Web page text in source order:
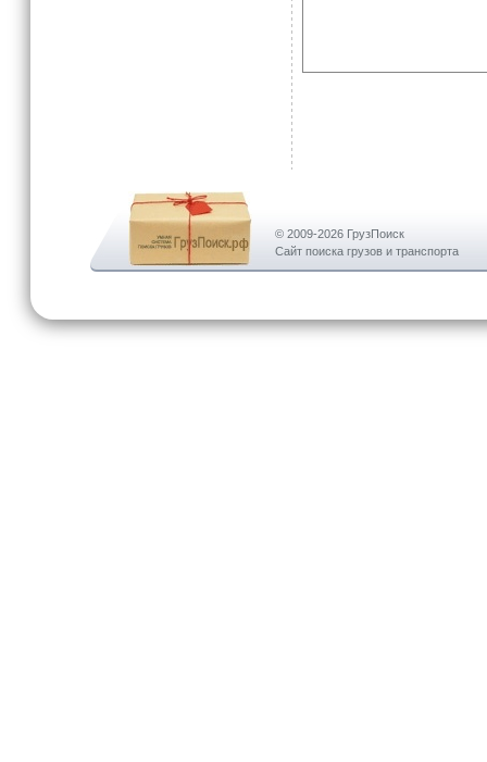
© 2009-2026 ГрузПоиск
Сайт поиска грузов и транспорта